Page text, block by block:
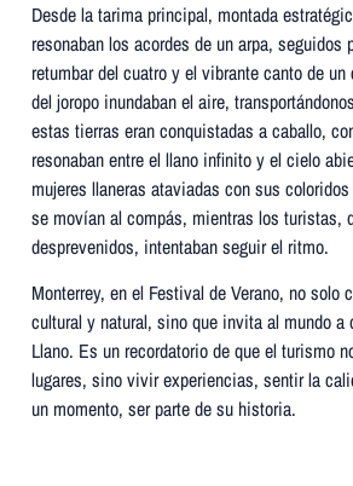
Desde la tarima principal, montada
resonaban los acordes de un arpa, seguidos
retumbar del cuatro y el vibrante canto de
del joropo inundaban el aire,
estas tierras eran conquistadas a caballo,
resonaban entre el llano infinito y el cielo
mujeres llaneras ataviadas con sus
se movían al compás, mientras los turistas,
desprevenidos, intentaban seguir el ritmo.
Monterrey, en el Festival de Verano, no solo
cultural y natural, sino que invita al mundo a
Llano. Es un recordatorio de que el turismo
lugares, sino vivir experiencias, sentir la
un momento, ser parte de su historia.